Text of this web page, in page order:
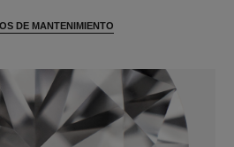
DE MANTENIMIENTO